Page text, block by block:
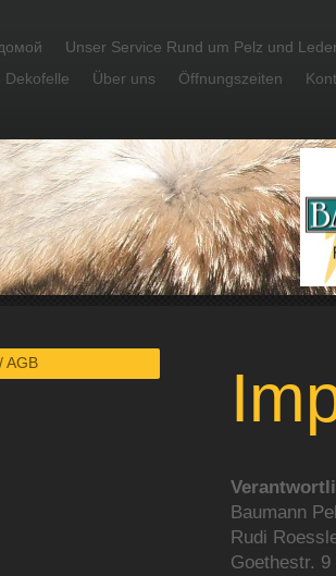
Unser Service Rund um Pelz und
Dekofelle
Über uns Öffnungszeiten
Baumann
Rudi
Goethestr. 9
AGB